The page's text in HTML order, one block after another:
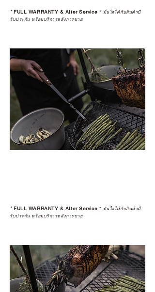
*FULL WARRANTY & After Service * มั่นใจได้กับสินค้ามี
รับประกัน พร้อมบริการหลังการขาย
*FULL WARRANTY & After Service * มั่นใจได้กับสินค้ามี
รับประกัน พร้อมบริการหลังการขาย